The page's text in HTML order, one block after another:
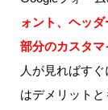
ォント、ヘッ
部分のカスタマ
人が見ればす
はデメリットと